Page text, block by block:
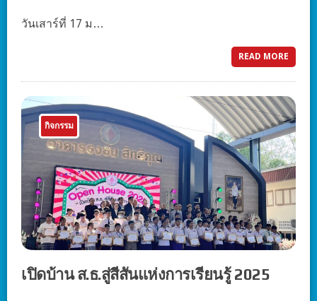
วันเสาร์ที่ 17 ม…
READ MORE
กิจกรรม
เปิดบ้าน ส.ธ.สู่สีสันแห่งการเรียนรู้ 2025